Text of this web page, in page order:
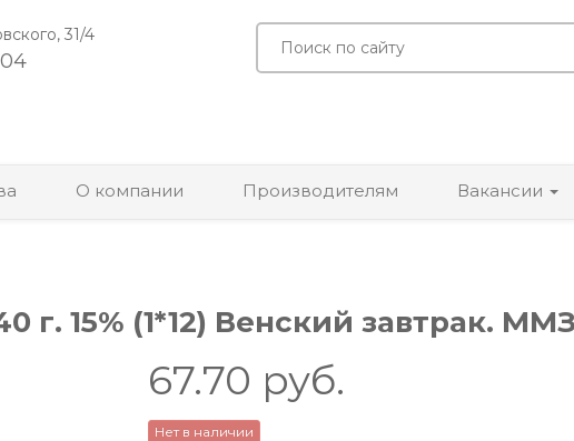
31/4
О компании Производителям Вакансии
г. 15% (1*12) Венский завтрак. ММЗ
67.70 руб.
Нет в наличии